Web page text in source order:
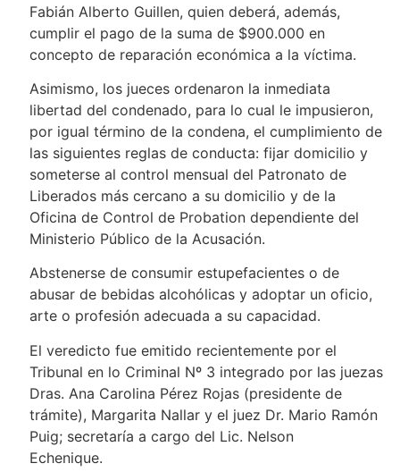
Fabián Alberto Guillen, quien deberá, además,
cumplir el pago de la suma de $900.000 en
concepto de reparación económica a la víctima.
Asimismo, los jueces ordenaron la inmediata
libertad del condenado, para lo cual le impusieron,
por igual término de la condena, el cumplimiento de
las siguientes reglas de conducta: fijar domicilio y
someterse al control mensual del Patronato de
Liberados más cercano a su domicilio y de la
Oficina de Control de Probation dependiente del
Ministerio Público de la Acusación.
Abstenerse de consumir estupefacientes o de
abusar de bebidas alcohólicas y adoptar un oficio,
arte o profesión adecuada a su capacidad.
El veredicto fue emitido recientemente por el
Tribunal en lo Criminal Nº 3 integrado por las juezas
Dras. Ana Carolina Pérez Rojas (presidente de
trámite), Margarita Nallar y el juez Dr. Mario Ramón
Puig; secretaría a cargo del Lic. Nelson
Echenique.